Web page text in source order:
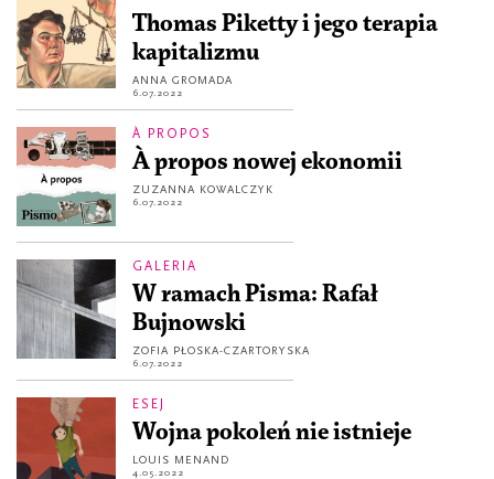
Thomas Piketty i jego terapia
kapitalizmu
ANNA GROMADA
6.07.2022
À PROPOS
À propos nowej ekonomii
ZUZANNA KOWALCZYK
6.07.2022
GALERIA
W ramach Pisma: Rafał
Bujnowski
ZOFIA PŁOSKA-CZARTORYSKA
6.07.2022
ESEJ
Wojna pokoleń nie istnieje
LOUIS MENAND
4.05.2022